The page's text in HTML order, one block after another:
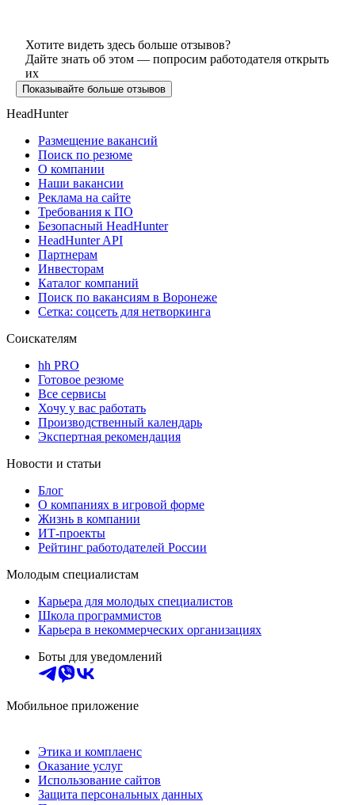
Хотите видеть здесь больше отзывов?
Дайте знать об этом — попросим работодателя открыть
их
Показывайте больше отзывов
HeadHunter
Размещение вакансий
Поиск по резюме
О компании
Наши вакансии
Реклама на сайте
Требования к ПО
Безопасный HeadHunter
HeadHunter API
Партнерам
Инвесторам
Каталог компаний
Поиск по вакансиям в Воронеже
Сетка: соцсеть для нетворкинга
Соискателям
hh PRO
Готовое резюме
Все сервисы
Хочу у вас работать
Производственный календарь
Экспертная рекомендация
Новости и статьи
Блог
О компаниях в игровой форме
Жизнь в компании
ИТ-проекты
Рейтинг работодателей России
Молодым специалистам
Карьера для молодых специалистов
Школа программистов
Карьера в некоммерческих организациях
Боты для уведомлений
Мобильное приложение
Этика и комплаенс
Оказание услуг
Использование сайтов
Защита персональных данных